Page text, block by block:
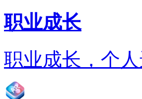
职业成长
职业成长，个